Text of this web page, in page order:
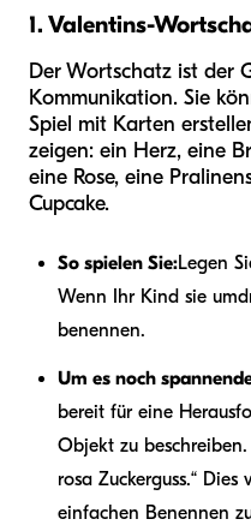
1. Valentins-
Der Wortschatz ist der
Kommunikation. Sie
Spiel mit Karten
zeigen: ein Herz, eine
eine Rose, eine
Cupcake.
So spielen Sie:Legen
Wenn Ihr Kind sie
benennen.
Um es noch
bereit für eine
Objekt zu
rosa Zuckerguss.“
einfachen Benennen